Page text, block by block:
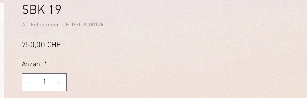
SBK 19
Artikelnummer: CH-PHILA-00145
750,00 CHF
Anzahl *